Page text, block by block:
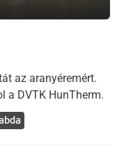
az aranyéremért.
a DVTK HunTherm.